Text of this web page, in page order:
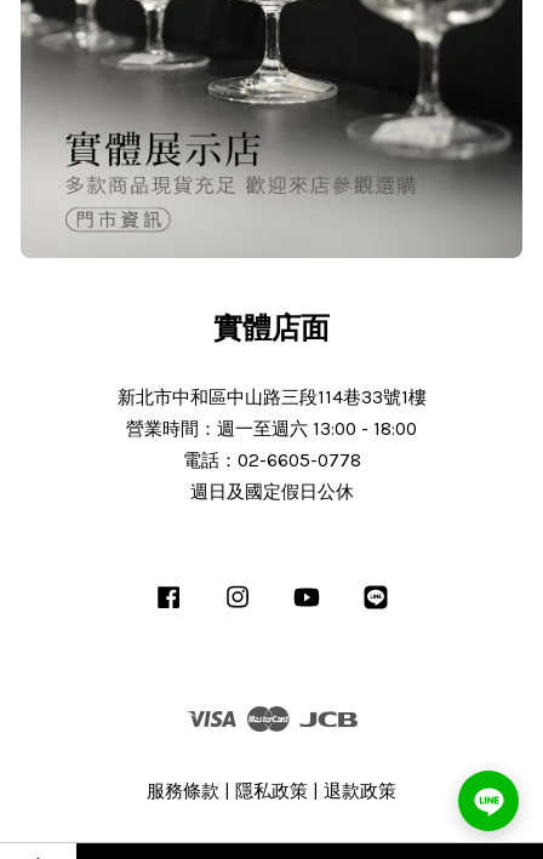
O***
24/Nov/2025 02:15 pm
說商品 細心解說 商品完整 使用中 後
J***
實體店面
新北市中和區中山路三段114巷33號1樓
營業時間：週一至週六 13:00 - 18:00
電話：02-6605-0778
週日及國定假日公休
Facebook InstagramYouTube
Visa Master JCB
服務條款 隱私政策 退款政策